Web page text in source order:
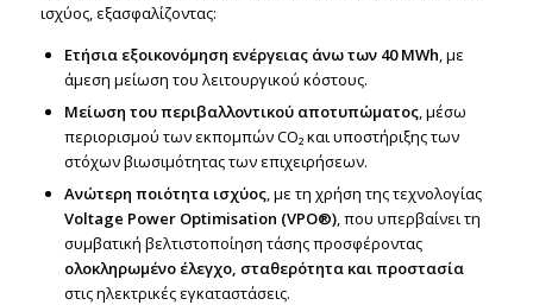
ισχύος, εξασφαλίζοντας:
Ετήσια εξοικονόμηση ενέργειας άνω των 40 MWh, με
άμεση μείωση του λειτουργικού κόστους.
Μείωση του περιβαλλοντικού αποτυπώματος, μέσω
περιορισμού των εκπομπών CO₂ και υποστήριξης των
στόχων βιωσιμότητας των επιχειρήσεων.
Ανώτερη ποιότητα ισχύος, με τη χρήση της τεχνολογίας
Voltage Power Optimisation (VPO®), που υπερβαίνει τη
συμβατική βελτιστοποίηση τάσης προσφέροντας
ολοκληρωμένο έλεγχο, σταθερότητα και προστασία
στις ηλεκτρικές εγκαταστάσεις.